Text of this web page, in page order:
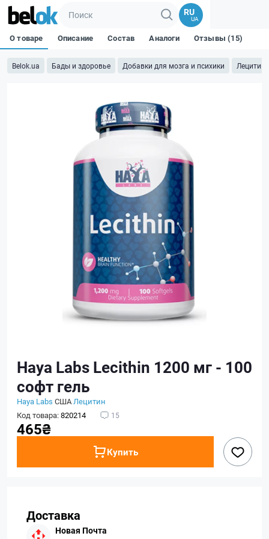
RU
UA
Belok.ua Бады и здоровье Добавки для мозга и психики Лецитин
О товаре Описание Состав Аналоги Отзывы (15)
Haya Labs Lecithin 1200 мг - 100
софт гель
Haya Labs СШАЛецитин
Код товара:820214 15
465₴
Купить
Доставка
Новая Почта